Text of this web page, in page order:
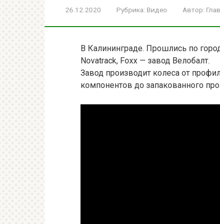
26.12.2020 Рубрика: Видео Автор:
В Калининграде. Прошлись по
Novatrack, Foxx — завод Велобалт.
Завод производит колеса от
компонентов до запакованного